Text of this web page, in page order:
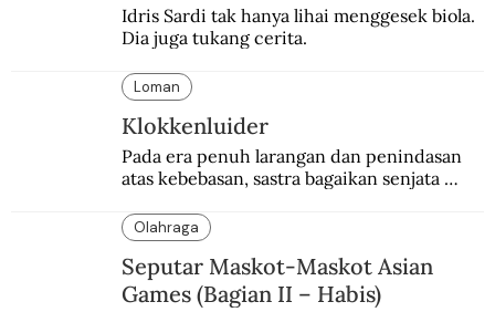
Idris Sardi tak hanya lihai menggesek biola.
Dia juga tukang cerita.
Loman
Klokkenluider
Pada era penuh larangan dan penindasan
atas kebebasan, sastra bagaikan senjata
Olahraga
Seputar Maskot-Maskot Asian
Games (Bagian II – Habis)